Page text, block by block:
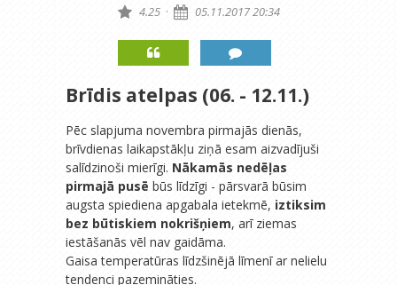
4.25 · 05.11.2017 20:34
Brīdis atelpas (06. - 12.11.)
Pēc slapjuma novembra pirmajās dienās,
brīvdienas laikapstākļu ziņā esam aizvadījuši
salīdzinoši mierīgi. Nākamās nedēļas
pirmajā pusē būs līdzīgi - pārsvarā būsim
augsta spiediena apgabala ietekmē, iztiksim
bez būtiskiem nokrišņiem, arī ziemas
iestāšanās vēl nav gaidāma.
Gaisa temperatūras līdzšinējā līmenī ar nelielu
tendenci pazemināties.